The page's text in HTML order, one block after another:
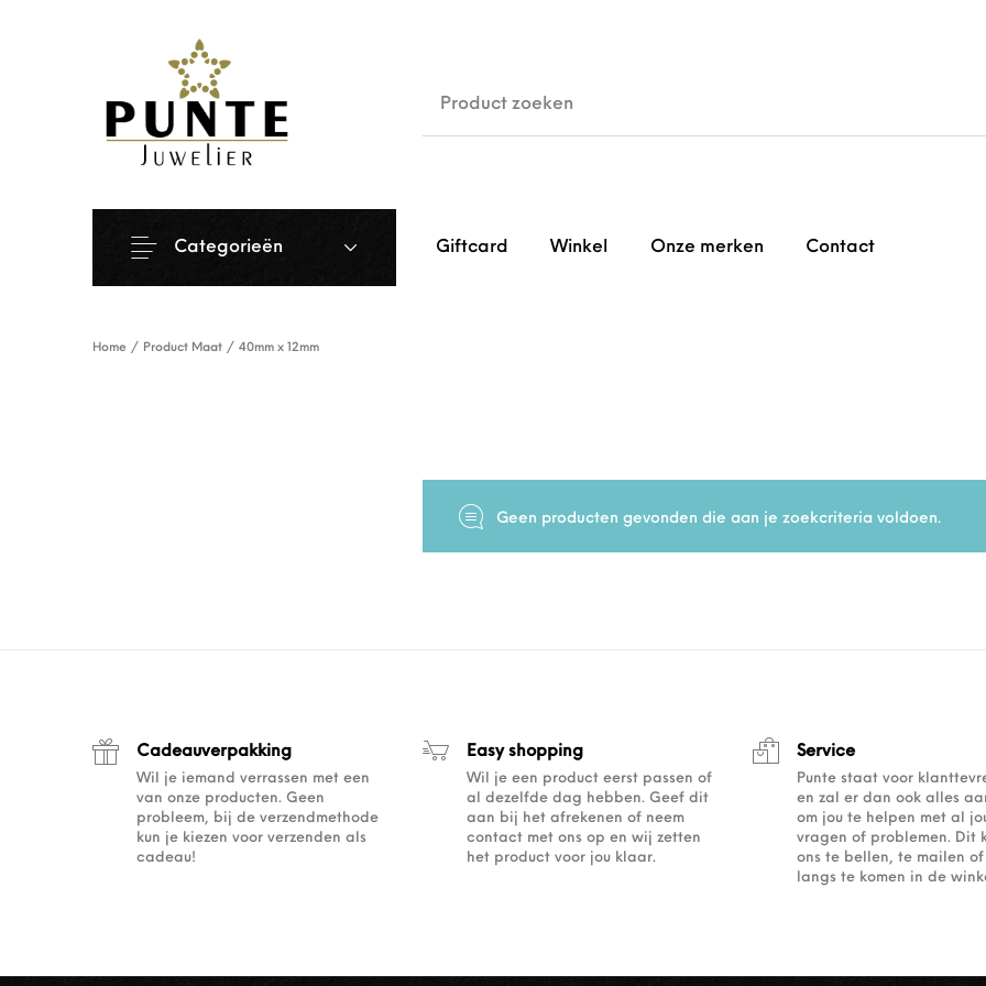
Giftcard Winkel Onze merken Contact
Categorieën
Home / Product Maat / 40mm x 12mm
Geen producten gevonden die aan je zoekcriteria voldoen.
Cadeauverpakking
Wil je iemand verrassen met een
van onze producten. Geen
probleem, bij de verzendmethode
kun je kiezen voor verzenden als
cadeau!
Easy shopping
Wil je een product eerst passen of
al dezelfde dag hebben. Geef dit
aan bij het afrekenen of neem
contact met ons op en wij zetten
het product voor jou klaar.
Service
Punte staat voor
en zal er dan ook alles
om jou te helpen met al
vragen of problemen. Dit
ons te bellen, te mailen of
langs te komen in de